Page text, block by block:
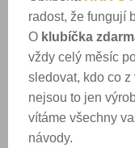
radost, že fungují
O klubíčka
vždy celý měsíc
sledovat, kdo co
nejsou to jen
vítáme všechny
návody.